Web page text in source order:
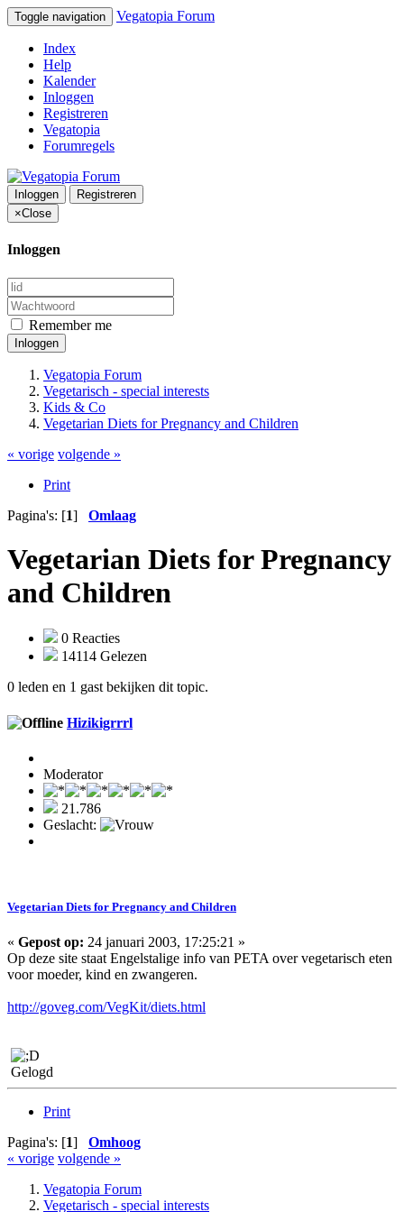
Toggle navigation Vegatopia Forum
Index
Help
Kalender
Inloggen
Registreren
Vegatopia
Forumregels
Inloggen
Registreren
×Close
Inloggen
Remember me
Inloggen
Vegatopia Forum
Vegetarisch - special interests
Kids & Co
Vegetarian Diets for Pregnancy and Children
« vorige volgende »
Print
Pagina's: [1] Omlaag
Vegetarian Diets for Pregnancy
and Children
0 Reacties
14114 Gelezen
0 leden en 1 gast bekijken dit topic.
Hizikigrrrl
Moderator
21.786
Geslacht:
Vegetarian Diets for Pregnancy and Children
« Gepost op: 24 januari 2003, 17:25:21 »
Op deze site staat Engelstalige info van PETA over vegetarisch eten
voor moeder, kind en zwangeren.
http://goveg.com/VegKit/diets.html
Gelogd
Print
Pagina's: [1] Omhoog
« vorige volgende »
Vegatopia Forum
Vegetarisch - special interests